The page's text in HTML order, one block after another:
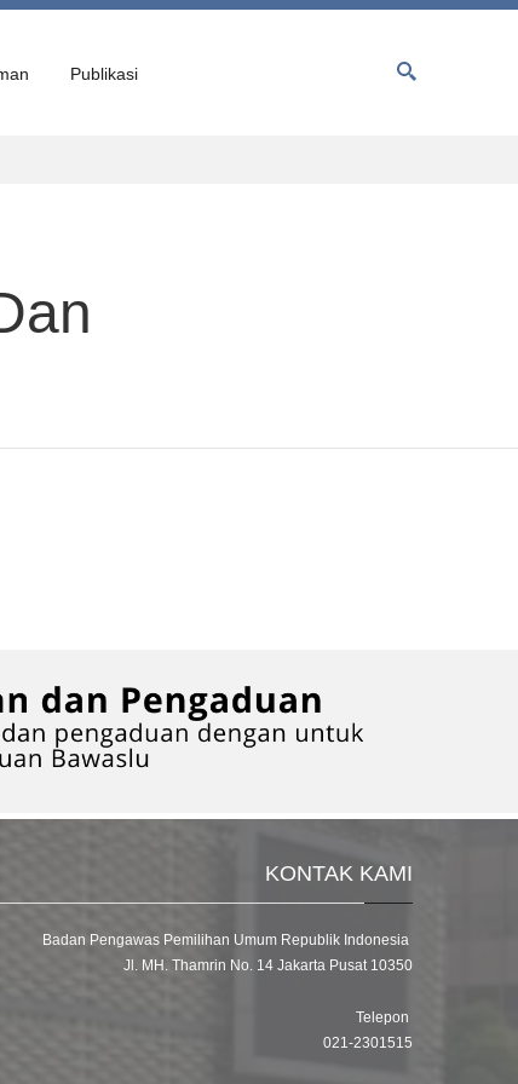
Publikasi
KONTAK KAMI
Badan Pengawas Pemilihan Umum Republik Indonesia
Jl. MH. Thamrin No. 14 Jakarta Pusat 10350
Telepon
021-2301515